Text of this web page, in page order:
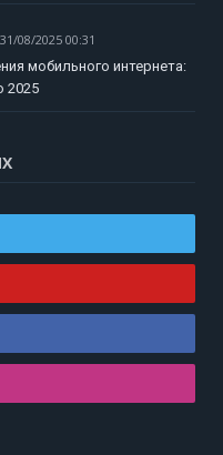
31/08/2025 00:31
мобильного интернета:
2025